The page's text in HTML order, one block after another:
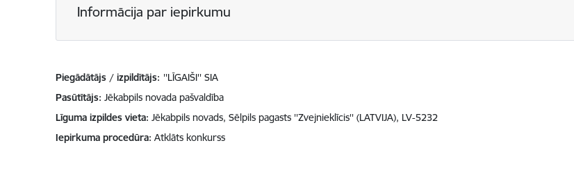
Informācija par iepirkumu
Piegādātājs / izpildītājs: ''LĪGAIŠI'' SIA
Pasūtītājs Jēkabpils novada pašvaldība
Līguma izpildes vieta Jēkabpils novads, Sēlpils pagasts ''Zvejnieklīcis'' (LATVIJA), LV-5232
Iepirkuma procedūra Atklāts konkurss